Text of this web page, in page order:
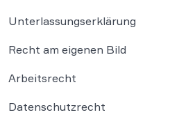
Unterlassungserklärung
Recht am eigenen Bild
Arbeitsrecht
Datenschutzrecht